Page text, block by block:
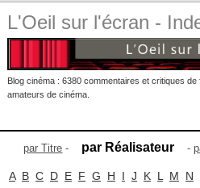
L'Oeil sur l'écran -
Blog cinéma : 6380 commentaires et critiques
amateurs de cinéma.
par Titre - par Réalisateur -
A B C D E F G H I J K L M N